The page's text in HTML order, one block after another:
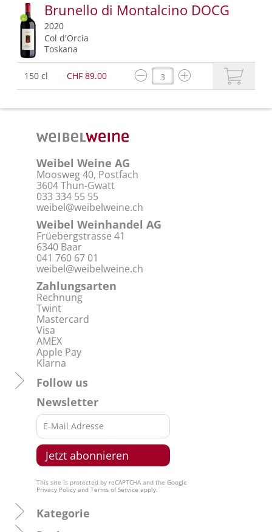
Brunello di Montalcino DOCG
2020
Col d'Orcia
Toskana
150 cl CHF 89.00
Weibel Weine AG
Moosweg 40, Postfach
3604 Thun-Gwatt
033 334 55 55
weibel@weibelweine.ch
Weibel Weinhandel AG
Früebergstrasse 41
6340 Baar
041 760 67 01
weibel@weibelweine.ch
Zahlungsarten
Rechnung
Twint
Mastercard
Visa
AMEX
Apple Pay
Klarna
Follow us
Newsletter
This site is protected by reCAPTCHA and the Google
Privacy Policy and Terms of Service apply.
Kategorie